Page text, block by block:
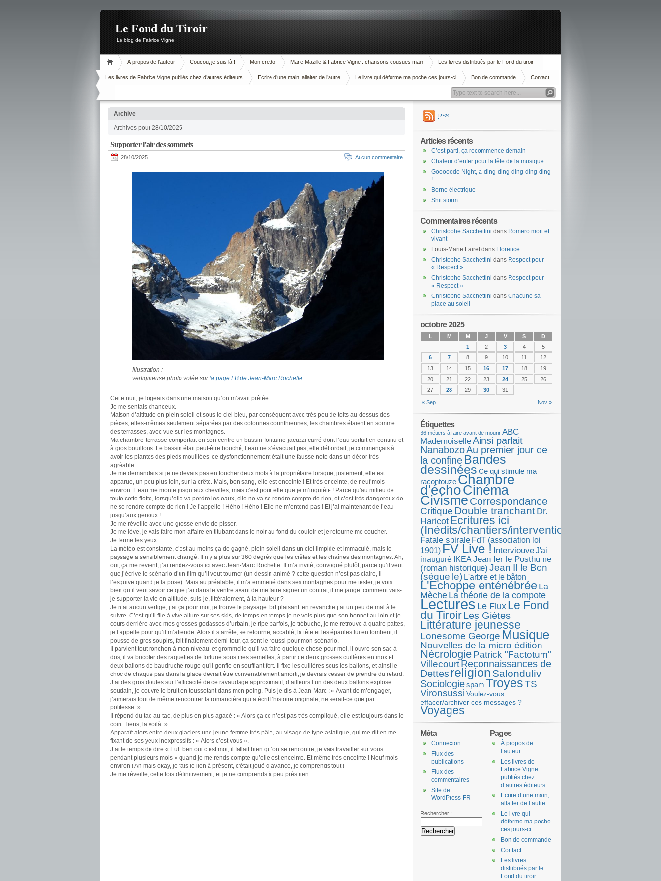
Le Fond du Tiroir
Le blog de Fabrice Vigne
À propos de l’auteur Coucou, je suis là ! Mon credo Marie Mazille & Fabrice Vigne : chansons cousues main Les livres distribués par le Fond du tiroir
Les livres de Fabrice Vigne publiés chez d’autres éditeurs Ecrire d’une main, allaiter de l’autre Le livre qui déforme ma poche ces jours-ci Bon de commande Contact
Archive
Archives pour 28/10/2025
Supporter l’air des sommets
28/10/2025 Aucun commentaire
Illustration :
vertigineuse photo volée surla page FB de Jean-Marc Rochette
Cette nuit, je logeais dans une maison qu’on m’avait prêtée.
Je me sentais chanceux.
Maison d’altitude en plein soleil et sous le ciel bleu, par conséquent avec très peu de toits au-dessus des
pièces, elles-mêmes seulement séparées par des colonnes corinthiennes, les chambres étaient en somme
des terrasses, avec vue sur les montagnes.
Ma chambre-terrasse comportait en son centre un bassin-fontaine-jacuzzi carré dont l’eau sortait en continu et
à gros bouillons. Le bassin était peut-être bouché, l’eau ne s’évacuait pas, elle débordait, je commençais à
avoir les plantes des pieds mouillées, ce dysfonctionnement était une fausse note dans un décor très
agréable.
Je me demandais si je ne devais pas en toucher deux mots à la propriétaire lorsque, justement, elle est
apparue, un peu plus loin, sur la crête. Mais, bon sang, elle est enceinte ! Et très enceinte, de neuf mois
environ. L’eau me monte jusqu’aux chevilles, mais c’est pour elle que je m’inquiète ! Parce qu’au milieu de
toute cette flotte, lorsqu’elle va perdre les eaux, elle ne va se rendre compte de rien, et c’est très dangereux de
ne se rendre compte de rien ! Je l’appelle ! Hého ! Hého ! Elle ne m’entend pas ! Et j’ai maintenant de l’eau
jusqu’aux genoux !
Je me réveille avec une grosse envie de pisser.
Je me lève, je vais faire mon affaire en titubant dans le noir au fond du couloir et je retourne me coucher.
Je ferme les yeux.
La météo est constante, c’est au moins ça de gagné, plein soleil dans un ciel limpide et immaculé, mais le
paysage a sensiblement changé. Il n’y a plus sur 360 degrés que les crêtes et les chaînes des montagnes. Ah,
oui, ça me revient, j’ai rendez-vous ici avec Jean-Marc Rochette. Il m’a invité, convoqué plutôt, parce qu’il veut
que j’écrive le scénario d’un film qu’il veut tourner (un dessin animé ? cette question n’est pas claire, il
l’esquive quand je la pose). Mais au préalable, il m’a emmené dans ses montagnes pour me tester, je vois
bien qu’il veut savoir ce que j’ai dans le ventre avant de me faire signer un contrat, il me jauge, comment vais-
je supporter la vie en altitude, suis-je, littéralement, à la hauteur ?
Je n’ai aucun vertige, j’ai ça pour moi, je trouve le paysage fort plaisant, en revanche j’ai un peu de mal à le
suivre. C’est qu’il file à vive allure sur ses skis, de temps en temps je ne vois plus que son bonnet au loin et je
cours derrière avec mes grosses godasses d’urbain, je ripe parfois, je trébuche, je me retrouve à quatre pattes,
je l’appelle pour qu’il m’attende. Alors il s’arrête, se retourne, accablé, la tête et les épaules lui en tombent, il
pousse de gros soupirs, fait finalement demi-tour, ça sent le roussi pour mon scénario.
Il parvient tout ronchon à mon niveau, et grommelle qu’il va faire quelque chose pour moi, il ouvre son sac à
dos, il va bricoler des raquettes de fortune sous mes semelles, à partir de deux grosses cuillères en inox et
deux ballons de baudruche rouge qu’il gonfle en soufflant fort. Il fixe les cuillères sous les ballons, et ainsi le
choc de chaque pas dans la glace devrait être convenablement amorti, je devrais cesser de prendre du retard.
J’ai des gros doutes sur l’efficacité de ce ravaudage approximatif, d’ailleurs l’un des deux ballons explose
soudain, je couvre le bruit en toussotant dans mon poing. Puis je dis à Jean-Marc : « Avant de m’engager,
j’aimerais tout de même rencontrer la romancière qui a écrit l’histoire originale, ne serait-ce que par
politesse. »
Il répond du tac-au-tac, de plus en plus agacé : « Alors ça ce n’est pas très compliqué, elle est toujours dans le
coin. Tiens, la voilà. »
Apparaît alors entre deux glaciers une jeune femme très pâle, au visage de type asiatique, qui me dit en me
fixant de ses yeux inexpressifs : « Alors c’est vous ».
J’ai le temps de dire « Euh ben oui c’est moi, il fallait bien qu’on se rencontre, je vais travailler sur vous
pendant plusieurs mois » quand je me rends compte qu’elle est enceinte. Et même très enceinte ! Neuf mois
environ ! Ah mais okay, je fais le lien à présent, c’était joué d’avance, je comprends tout !
Je me réveille, cette fois définitivement, et je ne comprends à peu près rien.
RSS
Articles récents
C’est parti, ça recommence demain
Chaleur d’enfer pour la fête de la musique
Gooooode Night, a-ding-ding-ding-ding-ding
!
Borne électrique
Shit storm
Commentaires récents
Christophe Sacchettini dans Romero mort et
vivant
Louis-Marie Lairetdans Florence
Christophe Sacchettini dans Respect pour
« Respect »
Christophe Sacchettini dans Respect pour
« Respect »
Christophe Sacchettini dans Chacune sa
place au soleil
octobre 2025
L M M J V S D
« Sep Nov »
1 2 3 4
5
6
7 8 9 10 11
12
13
14 15 16 17 18
19
20
21 22 23 24 25
26
27
28 29 30 31
Étiquettes
36 métiers à faire avant de mourir ABC
MademoiselleAinsi parlait
NanabozoAu premier jour de
la confine Bandes
dessinées Ce qui stimule ma
racontouze Chambre
d'échoCinéma
Civisme Correspondance
Critique Double tranchant Dr.
Haricot Ecritures ici
(Inédits/chantiers/interventions)
Fatale spirale FdT (association loi
1901) FV Live ! InterviouveJ'ai
inauguré IKEA Jean Ier le Posthume
(roman historique) Jean II le Bon
(séquelle) L'arbre et le bâton
L'Echoppe enténébrée La
Mèche La théorie de la compote
LecturesLe FluxLe Fond
du TiroirLes Giètes
Littérature jeunesse
Lonesome George Musique
Nouvelles de la micro-édition
NécrologiePatrick "Factotum"
VillecourtReconnaissances de
Dettesreligion Salonduliv
Sociologiespam TroyesTS
Vironsussi Voulez-vous
effacer/archiver ces messages ?
Voyages
Pages
À propos de
l’auteur
Les livres de
Fabrice Vigne
publiés chez
d’autres éditeurs
Ecrire d’une main,
allaiter de l’autre
Le livre qui
déforme ma poche
ces jours-ci
Bon de commande
Contact
Les livres
distribués par le
Fond du tiroir
Méta
Connexion
Flux des
publications
Flux des
commentaires
Site de
WordPress-FR
Rechercher :